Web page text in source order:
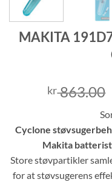
MAKITA
kr863.00
Cyclone
Makita
Store støvpartikler
for at støvsugerens